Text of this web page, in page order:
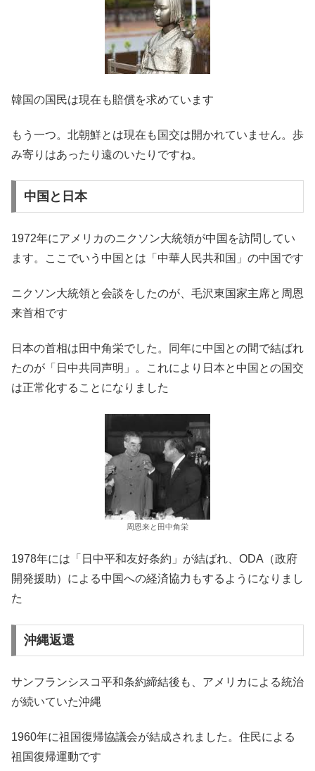
韓国の国民は現在も賠償を求めています
もう一つ。北朝鮮とは現在も国交は開かれていません。歩
み寄りはあったり遠のいたりですね。
中国と日本
1972年にアメリカのニクソン大統領が中国を訪問してい
ます。ここでいう中国とは「中華人民共和国」の中国です
ニクソン大統領と会談をしたのが、毛沢東国家主席と周恩
来首相です
日本の首相は田中角栄でした。同年に中国との間で結ばれ
たのが「日中共同声明」。これにより日本と中国との国交
は正常化することになりました
周恩来と田中角栄
1978年には「日中平和友好条約」が結ばれ、ODA（政府
開発援助）による中国への経済協力もするようになりまし
た
沖縄返還
サンフランシスコ平和条約締結後も、アメリカによる統治
が続いていた沖縄
1960年に祖国復帰協議会が結成されました。住民による
祖国復帰運動です